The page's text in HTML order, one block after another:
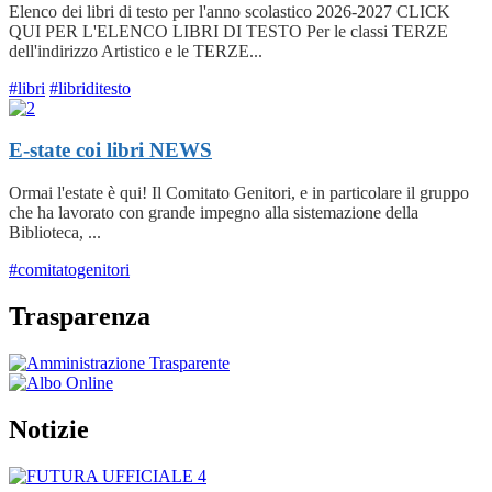
Elenco dei libri di testo per l'anno scolastico 2026-2027 CLICK
QUI PER L'ELENCO LIBRI DI TESTO Per le classi TERZE
dell'indirizzo Artistico e le TERZE...
#libri #libriditesto
E-state coi libri NEWS
Ormai l'estate è qui! Il Comitato Genitori, e in particolare il gruppo
che ha lavorato con grande impegno alla sistemazione della
Biblioteca, ...
#comitatogenitori
Trasparenza
Notizie